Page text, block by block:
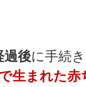
過後に手続
生まれた